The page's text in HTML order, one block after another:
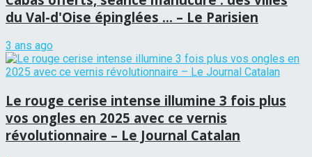
du Val-d'Oise épinglées … – Le Parisien
3 ans ago
Le rouge cerise intense illumine 3 fois plus
vos ongles en 2025 avec ce vernis
révolutionnaire – Le Journal Catalan